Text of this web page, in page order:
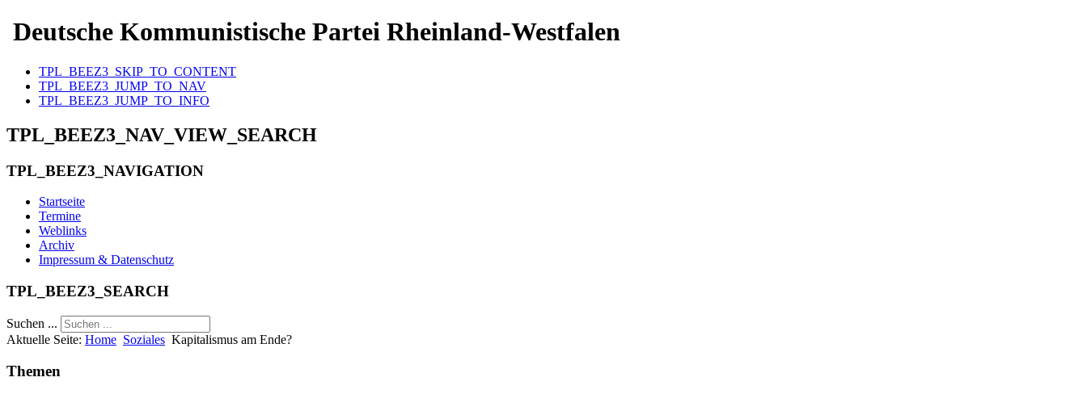
Deutsche Kommunistische Partei Rheinland-Westfalen
TPL_BEEZ3_SKIP_TO_CONTENT
TPL_BEEZ3_JUMP_TO_NAV
TPL_BEEZ3_JUMP_TO_INFO
TPL_BEEZ3_NAV_VIEW_SEARCH
TPL_BEEZ3_NAVIGATION
Startseite
Termine
Weblinks
Archiv
Impressum & Datenschutz
TPL_BEEZ3_SEARCH
Suchen ...
Aktuelle Seite: Home Soziales Kapitalismus am Ende?
Themen